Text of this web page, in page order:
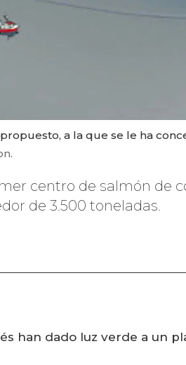
a la que se le ha
centro de salmón de
de 3.500 toneladas.
han dado luz verde a un